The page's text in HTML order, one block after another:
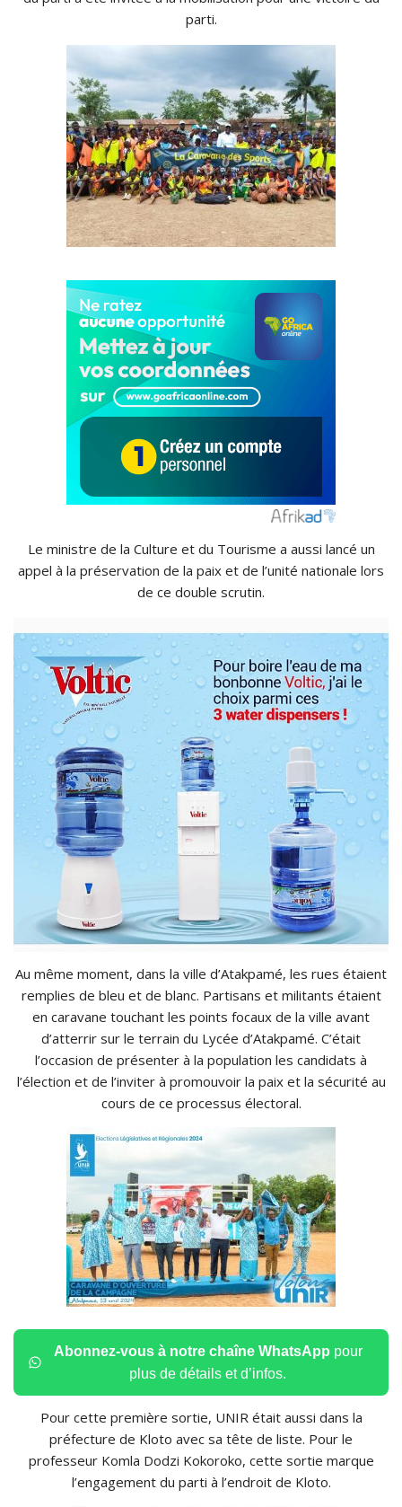
parti.
Le ministre de la Culture et du Tourisme a aussi lancé un
appel à la préservation de la paix et de l’unité nationale lors
de ce double scrutin.
Au même moment, dans la ville d’Atakpamé, les rues étaient
remplies de bleu et de blanc. Partisans et militants étaient
en caravane touchant les points focaux de la ville avant
d’atterrir sur le terrain du Lycée d’Atakpamé. C’était
l’occasion de présenter à la population les candidats à
l’élection et de l’inviter à promouvoir la paix et la sécurité au
cours de ce processus électoral.
Abonnez-vous à notre chaîne WhatsApp pour
plus de détails et d’infos.
Pour cette première sortie, UNIR était aussi dans la
préfecture de Kloto avec sa tête de liste. Pour le
professeur Komla Dodzi Kokoroko, cette sortie marque
l’engagement du parti à l’endroit de Kloto.